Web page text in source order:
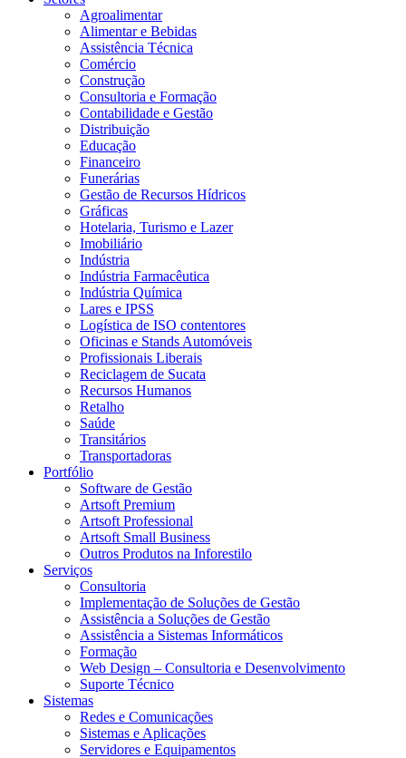
Agroalimentar
Alimentar e Bebidas
Assistência Técnica
Comércio
Construção
Consultoria e Formação
Contabilidade e Gestão
Distribuição
Educação
Financeiro
Funerárias
Gestão de Recursos Hídricos
Gráficas
Hotelaria, Turismo e Lazer
Imobiliário
Indústria
Indústria Farmacêutica
Indústria Química
Lares e IPSS
Logística de ISO contentores
Oficinas e Stands Automóveis
Profissionais Liberais
Reciclagem de Sucata
Recursos Humanos
Retalho
Saúde
Transitários
Transportadoras
Portfólio
Software de Gestão
Artsoft Premium
Artsoft Professional
Artsoft Small Business
Outros Produtos na Inforestilo
Serviços
Consultoria
Implementação de Soluções de Gestão
Assistência a Soluções de Gestão
Assistência a Sistemas Informáticos
Formação
Web Design – Consultoria e Desenvolvimento
Suporte Técnico
Sistemas
Redes e Comunicações
Sistemas e Aplicações
Servidores e Equipamentos